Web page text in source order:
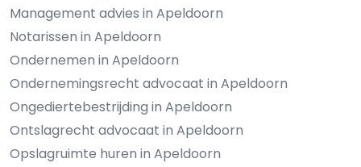
Management advies in Apeldoorn
Notarissen in Apeldoorn
Ondernemen in Apeldoorn
Ondernemingsrecht advocaat in Apeldoorn
Ongediertebestrijding in Apeldoorn
Ontslagrecht advocaat in Apeldoorn
Opslagruimte huren in Apeldoorn